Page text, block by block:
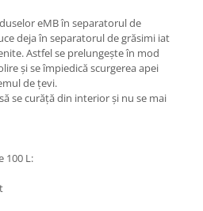
eMB în separatorul de
deja în separatorul de grăsimi iat
Astfel se prelungește în mod
și se împiedică scurgerea apei
de țevi.
se curăță din interior și nu se mai
100 L: